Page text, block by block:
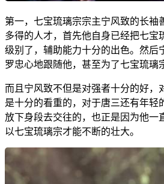
第一，七宝琉璃宗宗主宁风致的长袖
多得的人才，首先他自身已经把七宝
级别了，辅助能力十分的出色。然后
罗忠心地跟随他，甚至为了七宝琉璃
而且宁风致不但是对强者十分的好，
是十分的看重的，对于唐三还有年轻
放下身段去交往的，也正是因为他一
以七宝琉璃宗才能不断的壮大。